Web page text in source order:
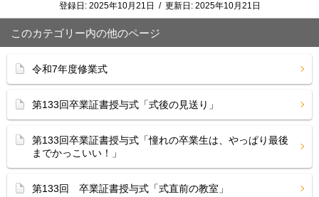
登録日: 2025年10月21日 / 更新日: 2025年10月21日
このカテゴリー内の他のページ
令和7年度修業式
第133回卒業証書授与式「式後の見送り」
第133回卒業証書授与式「憧れの卒業生は、やっぱり最後
までかっこいい！」
第133回 卒業証書授与式「式直前の教室」